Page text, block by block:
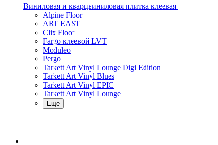
Виниловая и кварцвиниловая плитка клеевая
Alpine Floor
ART EAST
Clix Floor
Fargo клеевой LVT
Moduleo
Pergo
Tarkett Art Vinyl Lounge Digi Edition
Tarkett Art Vinyl Blues
Tarkett Art Vinyl EPIC
Tarkett Art Vinyl Lounge
Еще